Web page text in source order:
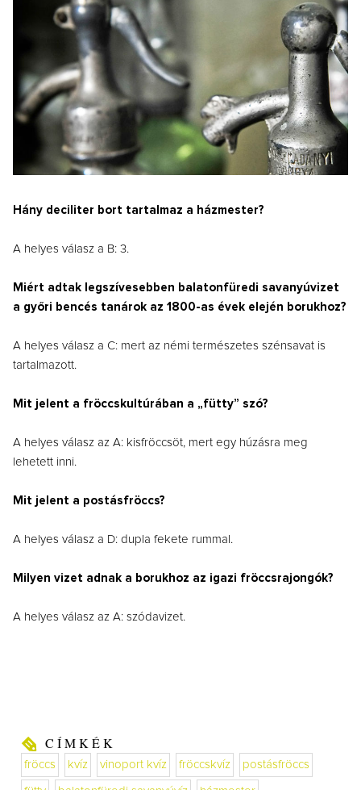
Hány deciliter bort tartalmaz a házmester?
A helyes válasz a B: 3.
Miért adtak legszívesebben balatonfüredi savanyúvizet
a győri bencés tanárok az 1800-as évek elején borukhoz?
A helyes válasz a C: mert az némi természetes szénsavat is
tartalmazott.
Mit jelent a fröccskultúrában a „fütty” szó?
A helyes válasz az A: kisfröccsöt, mert egy húzásra meg
lehetett inni.
Mit jelent a postásfröccs?
A helyes válasz a D: dupla fekete rummal.
Milyen vizet adnak a borukhoz az igazi fröccsrajongók?
A helyes válasz az A: szódavizet.
CÍMKÉK
fröccs kvíz vinoport kvíz fröccskvíz postásfröccs